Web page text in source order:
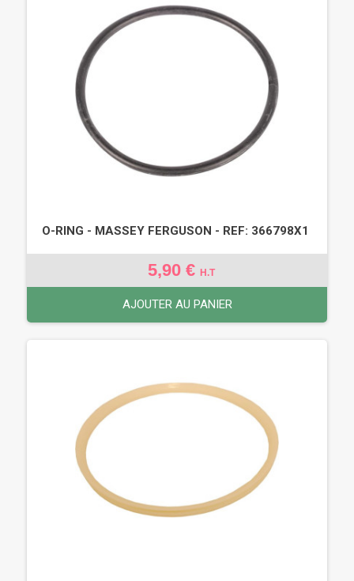
O-RING - MASSEY FERGUSON - REF: 366798X1
5,90 € H.T
AJOUTER AU PANIER